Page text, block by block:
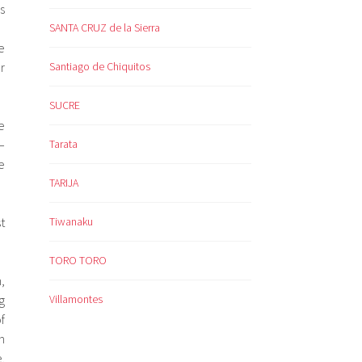
SANTA CRUZ de la Sierra
Santiago de Chiquitos
SUCRE
Tarata
TARIJA
Tiwanaku
TORO TORO
Villamontes